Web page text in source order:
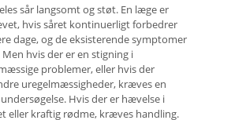
sår langsomt og støt. En læge er
hvis såret kontinuerligt forbedrer
dage, og de eksisterende symptomer
Men hvis der er en stigning i
problemer, eller hvis der
uregelmæssigheder, kræves en
Hvis der er hævelse i
eller kraftig rødme, kræves handling.